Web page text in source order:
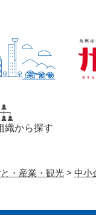
織から探す
と・産業・観光 > 中小